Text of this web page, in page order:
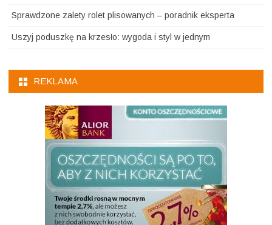
Sprawdzone zalety rolet plisowanych – poradnik eksperta
Uszyj poduszkę na krzesło: wygoda i styl w jednym
REKLAMA